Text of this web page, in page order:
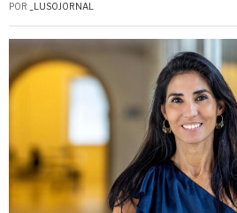
POR _LUSOJORNAL